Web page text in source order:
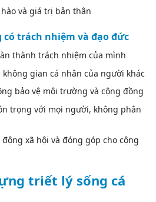
và giá trị bản thân
có trách nhiệm và đạo đức
thành trách nhiệm của mình
gian cá nhân của người khác
bảo vệ môi trường và cộng đồng
trọng với mọi người, không phân
xã hội và đóng góp cho cộng
triết lý sống cá